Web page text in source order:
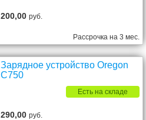
200,00руб.
Рассрочка на 3 мес.
Зарядное устройство Oregon
C750
Есть на складе
290,00руб.